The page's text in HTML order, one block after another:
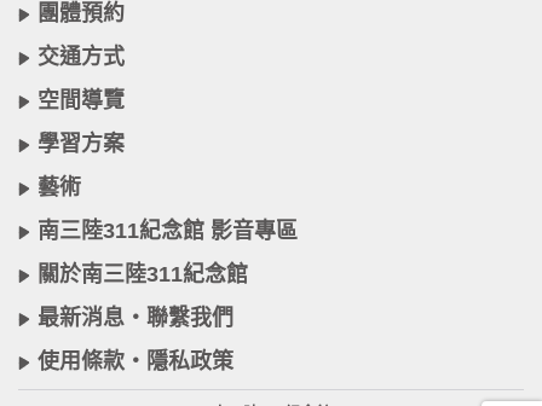
團體預約
交通方式
空間導覽
學習方案
藝術
南三陸311紀念館 影音專區
關於南三陸311紀念館
最新消息・聯繫我們
使用條款・隱私政策